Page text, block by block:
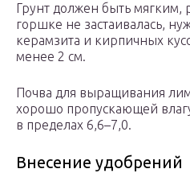
Грунт должен быть мягким,
горшке не застаивалась,
керамзита и кирпичных
менее 2 см.
Почва для выращивания
хорошо пропускающей
в пределах 6,6–7,0.
Внесение удобрений